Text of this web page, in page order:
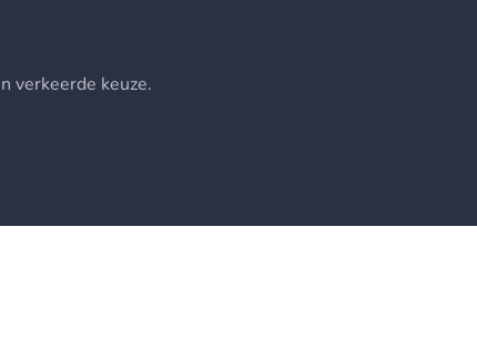
verkeerde keuze.